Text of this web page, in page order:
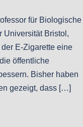
für Biologische
Universität Bristol,
E-Zigarette eine
öffentliche
Bisher haben
gezeigt, dass […]